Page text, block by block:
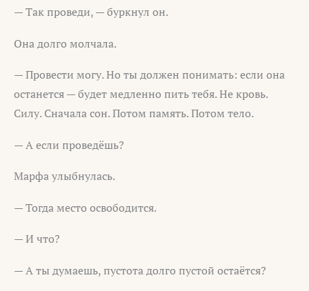
— Так проведи, — буркнул он.
Она долго молчала.
— Провести могу. Но ты должен понимать: если она
останется — будет медленно пить тебя. Не кровь.
Силу. Сначала сон. Потом память. Потом тело.
— А если проведёшь?
Марфа улыбнулась.
— Тогда место освободится.
— И что?
— А ты думаешь, пустота долго пустой остаётся?